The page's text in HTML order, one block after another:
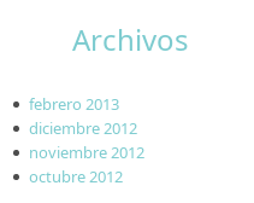
Archivos
febrero 2013
diciembre 2012
noviembre 2012
octubre 2012